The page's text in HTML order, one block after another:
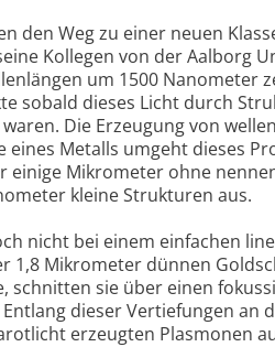
den Weg zu einer neuen
Kollegen von der Aalborg
um 1500 Nanometer
sobald dieses Licht durch
Die Erzeugung von
Metalls umgeht dieses
einige Mikrometer ohne
kleine Strukturen aus.
nicht bei einem einfachen
1,8 Mikrometer dünnen
schnitten sie über einen
dieser Vertiefungen an
erzeugten Plasmonen